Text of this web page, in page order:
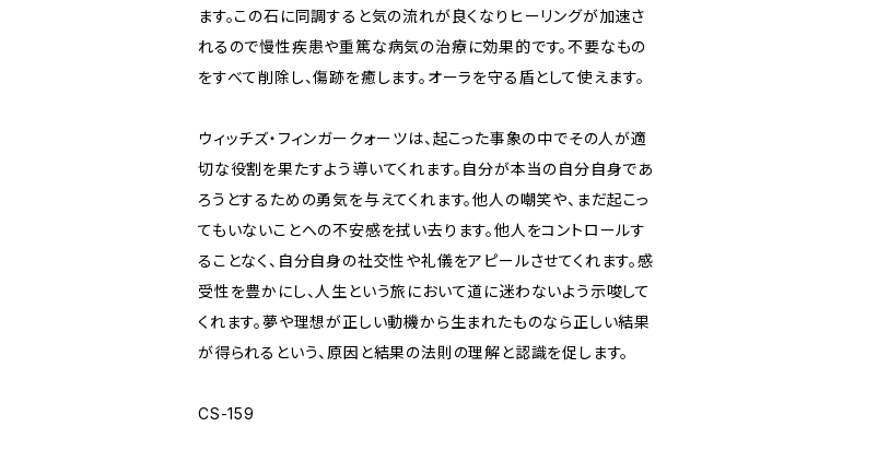
ます。この石に同調すると気の流れが良くなりヒーリングが加速さ
れるので慢性疾患や重篤な病気の治療に効果的です。不要なもの
をすべて削除し、傷跡を癒します。オーラを守る盾として使えます。
ウィッチズ・フィンガークォーツは、起こった事象の中でその人が適
切な役割を果たすよう導いてくれます。自分が本当の自分自身であ
ろうとするための勇気を与えてくれます。他人の嘲笑や、まだ起こっ
てもいないことへの不安感を拭い去ります。他人をコントロールす
ることなく、自分自身の社交性や礼儀をアピールさせてくれます。感
受性を豊かにし、人生という旅において道に迷わないよう示唆して
くれます。夢や理想が正しい動機から生まれたものなら正しい結果
が得られるという、原因と結果の法則の理解と認識を促します。
CS-159